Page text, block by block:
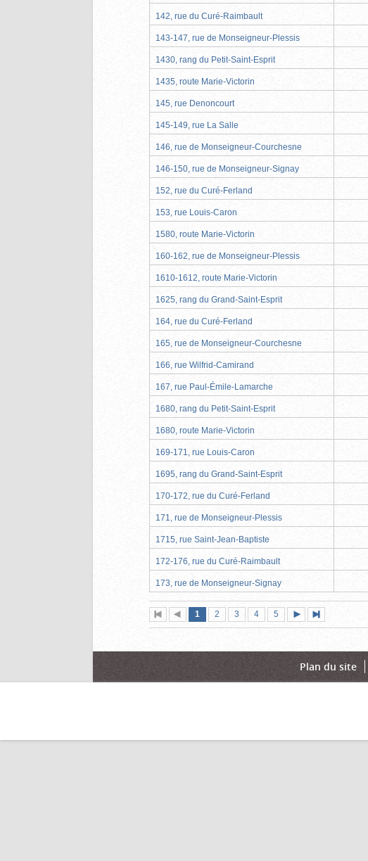
142, rue du Curé-Raimbault
143-147, rue de Monseigneur-Plessis
1430, rang du Petit-Saint-Esprit
1435, route Marie-Victorin
145, rue Denoncourt
145-149, rue La Salle
146, rue de Monseigneur-Courchesne
146-150, rue de Monseigneur-Signay
152, rue du Curé-Ferland
153, rue Louis-Caron
1580, route Marie-Victorin
160-162, rue de Monseigneur-Plessis
1610-1612, route Marie-Victorin
1625, rang du Grand-Saint-Esprit
164, rue du Curé-Ferland
165, rue de Monseigneur-Courchesne
166, rue Wilfrid-Camirand
167, rue Paul-Émile-Lamarche
1680, rang du Petit-Saint-Esprit
1680, route Marie-Victorin
169-171, rue Louis-Caron
1695, rang du Grand-Saint-Esprit
170-172, rue du Curé-Ferland
171, rue de Monseigneur-Plessis
1715, rue Saint-Jean-Baptiste
172-176, rue du Curé-Raimbault
173, rue de Monseigneur-Signay
Première
page
Page
précédente
Page
1 (page
actuelle)
Page
2 Page
3 Page
4 Page
5
suivante
page
Plan du site